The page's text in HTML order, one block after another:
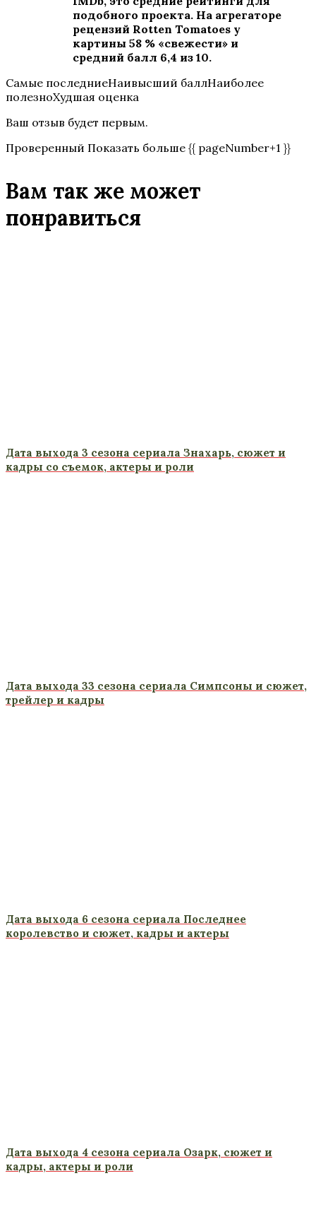
подобного проекта. На агрегаторе
рецензий Rotten Tomatoes у
картины 58 % «свежести» и
средний балл 6,4 из 10.
Самые последниеНаивысший баллНаиболее
полезноХудшая оценка
Ваш отзыв будет первым.
Проверенный Показать больше {{ pageNumber+1 }}
Вам так же может
понравиться
Дата выхода 3 сезона сериала Знахарь, сюжет и
кадры со съемок, актеры и роли
Дата выхода 33 сезона сериала Симпсоны и сюжет,
трейлер и кадры
Дата выхода 6 сезона сериала Последнее
королевство и сюжет, кадры и актеры
Дата выхода 4 сезона сериала Озарк, сюжет и
кадры, актеры и роли